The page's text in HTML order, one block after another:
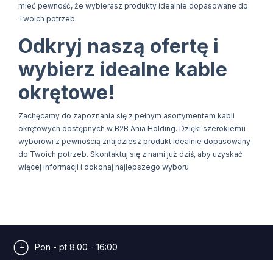
mieć pewność, że wybierasz produkty idealnie dopasowane do
Twoich potrzeb.
Odkryj naszą ofertę i
wybierz idealne kable
okrętowe!
Zachęcamy do zapoznania się z pełnym asortymentem kabli
okrętowych dostępnych w B2B Ania Holding. Dzięki szerokiemu
wyborowi z pewnością znajdziesz produkt idealnie dopasowany
do Twoich potrzeb. Skontaktuj się z nami już dziś, aby uzyskać
więcej informacji i dokonaj najlepszego wyboru.
Pon - pt 8:00 - 16:00